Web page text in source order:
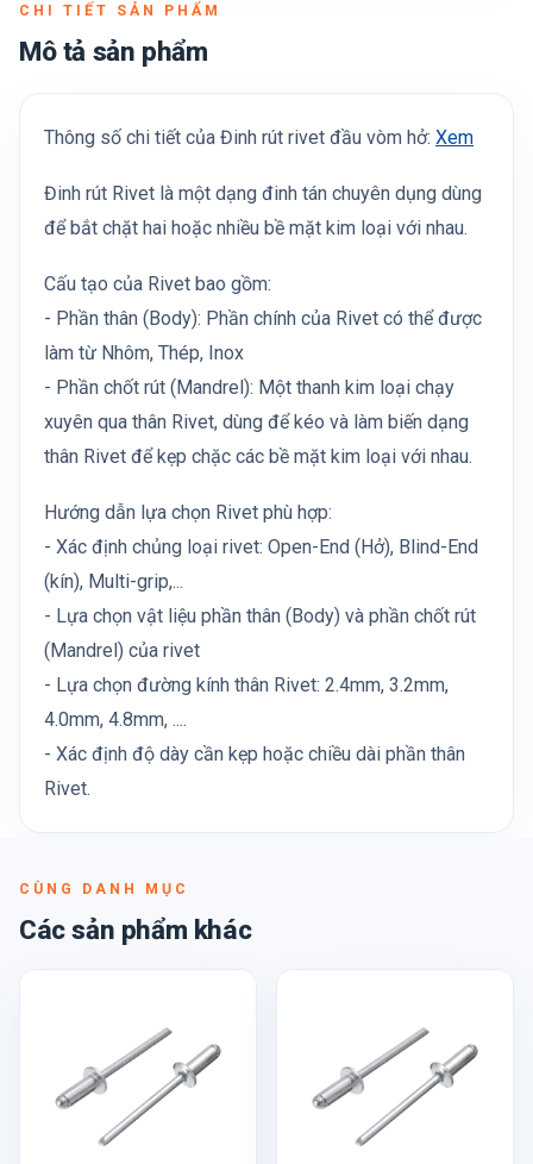
CHI TIẾT SẢN PHẨM
Mô tả sản phẩm
Thông số chi tiết của Đinh rút rivet đầu vòm hở: Xem
Đinh rút Rivet là một dạng đinh tán chuyên dụng dùng
để bắt chặt hai hoặc nhiều bề mặt kim loại với nhau.
Cấu tạo của Rivet bao gồm:
- Phần thân (Body): Phần chính của Rivet có thể được
làm từ Nhôm, Thép, Inox
- Phần chốt rút (Mandrel): Một thanh kim loại chạy
xuyên qua thân Rivet, dùng để kéo và làm biến dạng
thân Rivet để kẹp chặc các bề mặt kim loại với nhau.
Hướng dẫn lựa chọn Rivet phù hợp:
- Xác định chủng loại rivet: Open-End (Hở), Blind-End
(kín), Multi-grip,...
- Lựa chọn vật liệu phần thân (Body) và phần chốt rút
(Mandrel) của rivet
- Lựa chọn đường kính thân Rivet: 2.4mm, 3.2mm,
4.0mm, 4.8mm, ....
- Xác định độ dày cần kẹp hoặc chiều dài phần thân
Rivet.
CÙNG DANH MỤC
Các sản phẩm khác